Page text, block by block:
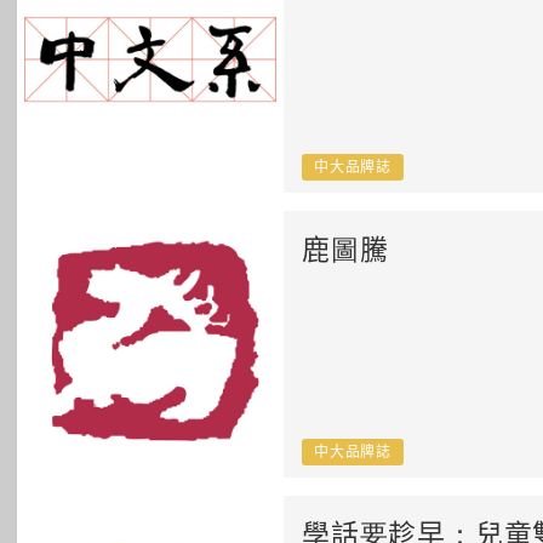
中大品牌誌
鹿圖騰
中大品牌誌
學話要趁早：兒童